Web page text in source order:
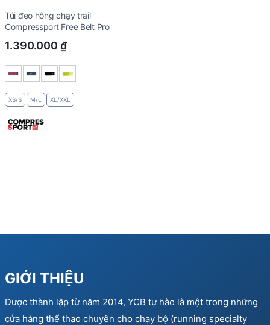
Túi đeo hông chạy trail
Compressport Free Belt Pro
1.390.000 ₫
XS/S M/L XL/XXL
GIỚI THIỆU
Được thành lập từ năm 2014, YCB tự hào là một trong những
cửa hàng thể thao chuyên cho chạy bộ (running specialty